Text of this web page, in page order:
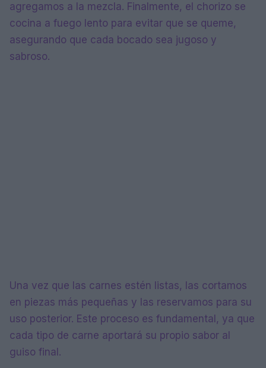
agregamos a la mezcla. Finalmente, el chorizo se
cocina a fuego lento para evitar que se queme,
asegurando que cada bocado sea jugoso y
sabroso.
Una vez que las carnes estén listas, las cortamos
en piezas más pequeñas y las reservamos para su
uso posterior. Este proceso es fundamental, ya que
cada tipo de carne aportará su propio sabor al
guiso final.